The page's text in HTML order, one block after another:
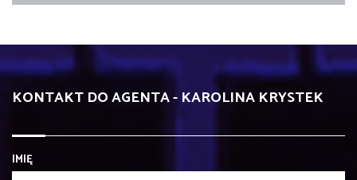
KONTAKT DO AGENTA - KAROLINA KRYSTEK
IMIĘ